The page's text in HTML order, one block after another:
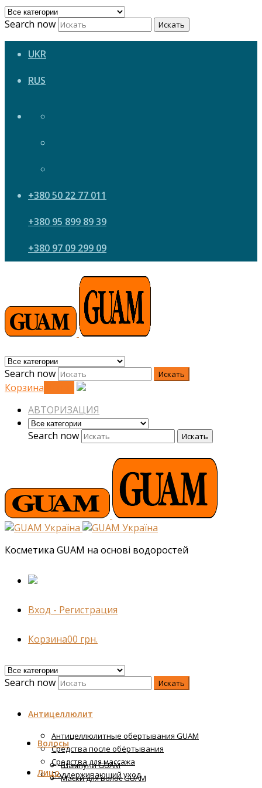
Search now Искать
UKR
RUS
+380 50 22 77 011
+380 95 899 89 39
+380 97 09 299 09
Search now Искать
Корзина
АВТОРИЗАЦИЯ
Search now
Искать
Косметика GUAM на основі водоростей
Вход - Регистрация
Корзина00 грн.
Search now Искать
Антицеллюлит
Антицеллюлитные обертывания GUAM
Средства после обёртывания
Средства для массажа
Поддерживающий уход
Волосы
Шампуни GUAM
Маски для волос GUAM
Лицо